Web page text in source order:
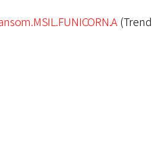
(Trend